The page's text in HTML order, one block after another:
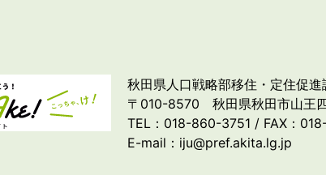
秋田県人口戦略部移住・定住促進
〒010-8570 秋田県秋田市山王
TEL：018-860-3751 / FAX：
E-mail：iju@pref.akita.lg.jp